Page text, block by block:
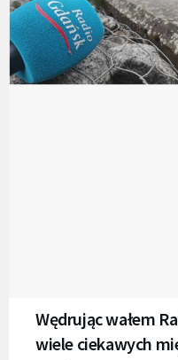
Wędrując wałem
wiele ciekawych